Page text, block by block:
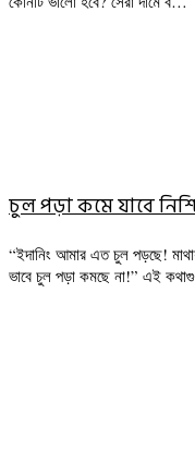
চুল পড়া কমে যাবে
“ইদানিং আমার এত চুল পড়ছে!
ভাবে চুল পড়া কমছে না!” এই